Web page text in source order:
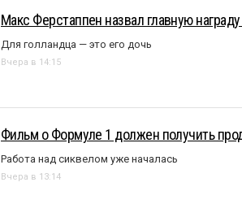
Макс Ферстаппен назвал главную
Для голландца — это его дочь
Вчера в 14:15
Фильм о Формуле 1 должен получить
Работа над сиквелом уже началась
Вчера в 13:14